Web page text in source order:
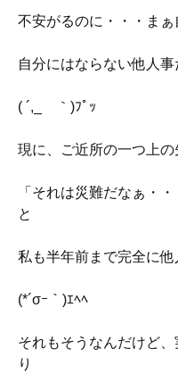
不安がるのに・・・ま
自分にはならない他人事
( ´,_ゝ｀)ﾌﾟｯ
現に、ご近所の一つ上
「それは災難だなぁ・
と
私も半年前まで完全に他
(*´σｰ｀)ｴﾍﾍ
それもそうなんだけど
り